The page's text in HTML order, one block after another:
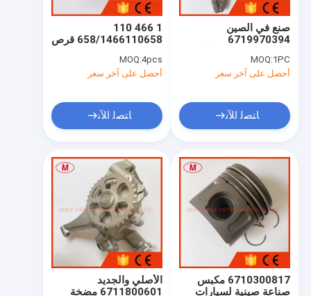
1 466 110
658/1466110658 قرص
اسطوانات لقطع غيار
مضخة Ve
MOQ:4pcs
أحصل على آخر سعر
ﺎﺘﺼﻟ ﺍﻶﻧ
صنع في الصين
6719970394
توقيت لسيارات سانج
يونج كوراندو سبورتس
MOQ:1PC
أحصل على آخر سعر
ﺎﺘﺼﻟ ﺍﻶﻧ
الأصلي والجديد
6711800601 مضخة
6710300817 مكبس
صناعة صينية لسيارات